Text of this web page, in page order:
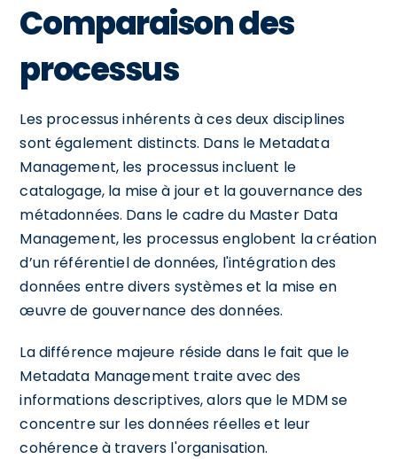
Comparaison des
processus
Les processus inhérents à ces deux disciplines
sont également distincts. Dans le Metadata
Management, les processus incluent le
catalogage, la mise à jour et la gouvernance des
métadonnées. Dans le cadre du Master Data
Management, les processus englobent la création
d’un référentiel de données, l'intégration des
données entre divers systèmes et la mise en
œuvre de gouvernance des données.
La différence majeure réside dans le fait que le
Metadata Management traite avec des
informations descriptives, alors que le MDM se
concentre sur les données réelles et leur
cohérence à travers l'organisation.